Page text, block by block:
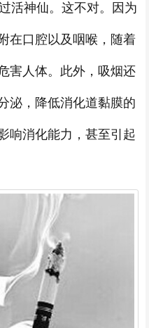
活神仙。这不对。因为
在口腔以及咽喉，随着
害人体。此外，吸烟还
泌，降低消化道黏膜的
响消化能力，甚至引起